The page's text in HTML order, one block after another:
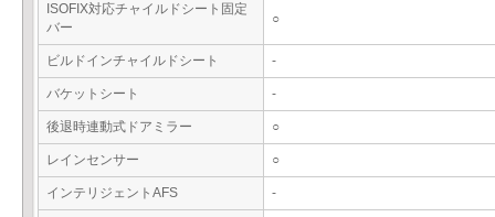
ISOFIX対応チャイルドシート固定
バー
○
ビルドインチャイルドシート -
バケットシート -
後退時連動式ドアミラー ○
レインセンサー ○
インテリジェントAFS -